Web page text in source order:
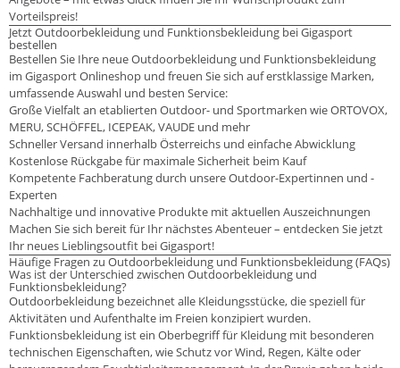
Vorteilspreis!
Jetzt Outdoorbekleidung und Funktionsbekleidung bei Gigasport
bestellen
Bestellen Sie Ihre neue Outdoorbekleidung und Funktionsbekleidung
im Gigasport Onlineshop und freuen Sie sich auf erstklassige Marken,
umfassende Auswahl und besten Service:
Große Vielfalt an etablierten Outdoor- und Sportmarken wie ORTOVOX,
MERU, SCHÖFFEL, ICEPEAK, VAUDE und mehr
Schneller Versand innerhalb Österreichs und einfache Abwicklung
Kostenlose Rückgabe für maximale Sicherheit beim Kauf
Kompetente Fachberatung durch unsere Outdoor-Expertinnen und -
Experten
Nachhaltige und innovative Produkte mit aktuellen Auszeichnungen
Machen Sie sich bereit für Ihr nächstes Abenteuer – entdecken Sie jetzt
Ihr neues Lieblingsoutfit bei Gigasport!
Häufige Fragen zu Outdoorbekleidung und Funktionsbekleidung (FAQs)
Was ist der Unterschied zwischen Outdoorbekleidung und
Funktionsbekleidung?
Outdoorbekleidung bezeichnet alle Kleidungsstücke, die speziell für
Aktivitäten und Aufenthalte im Freien konzipiert wurden.
Funktionsbekleidung ist ein Oberbegriff für Kleidung mit besonderen
technischen Eigenschaften, wie Schutz vor Wind, Regen, Kälte oder